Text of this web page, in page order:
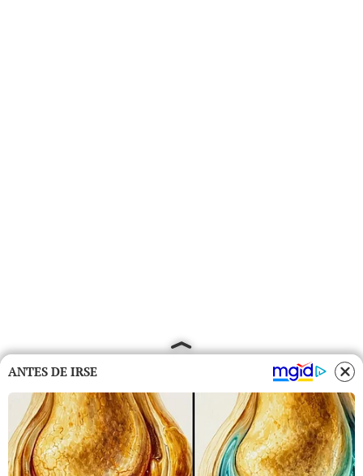
ANTES DE IRSE